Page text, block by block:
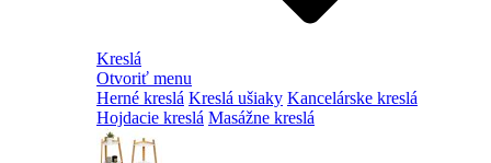
Kreslá
Otvoriť menu
Herné kreslá Kreslá ušiaky Kancelárske kreslá
Hojdacie kreslá Masážne kreslá